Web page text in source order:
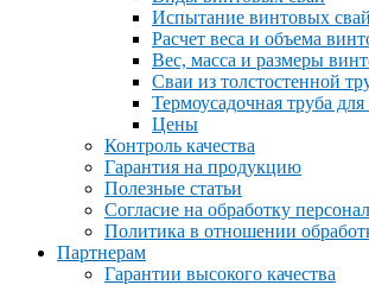
Испытание винтовых свай
Расчет веса и объема
Вес, масса и размеры
Сваи из толстостенной
Термоусадочная труба
Цены
Контроль качества
Гарантия на продукцию
Полезные статьи
Согласие на обработку
Политика в отношении
Партнерам
Гарантии высокого качества